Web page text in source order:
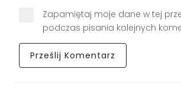
Zapamiętaj moje dane w tej
podczas pisania kolejnych